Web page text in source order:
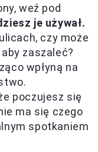
weź pod
je używał.
czy może
zaszaleć?
wpłyną na
poczujesz się
ma się czego
spotkaniem